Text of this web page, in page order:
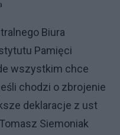
Biura
Pamięci
wszystkim chce
chodzi o zbrojenie
deklaracje z ust
Siemoniak